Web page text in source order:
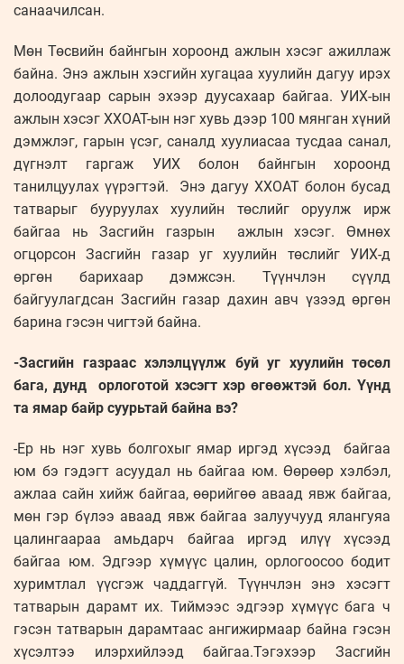
санаачилсан.
Мөн Төсвийн байнгын хороонд ажлын хэсэг ажиллаж
байна. Энэ ажлын хэсгийн хугацаа хуулийн дагуу ирэх
долоодугаар сарын эхээр дуусахаар байгаа. УИХ-ын
ажлын хэсэг ХХОАТ-ын нэг хувь дээр 100 мянган хүний
дэмжлэг, гарын үсэг, саналд хуулиасаа тусдаа санал,
дүгнэлт гаргаж УИХ болон байнгын хороонд
танилцуулах үүрэгтэй. Энэ дагуу ХХОАТ болон бусад
татварыг бууруулах хуулийн төслийг оруулж ирж
байгаа нь Засгийн газрын ажлын хэсэг. Өмнөх
огцорсон Засгийн газар уг хуулийн төслийг УИХ-д
өргөн барихаар дэмжсэн. Түүнчлэн сүүлд
байгуулагдсан Засгийн газар дахин авч үзээд өргөн
барина гэсэн чигтэй байна.
-Засгийн газраас хэлэлцүүлж буй уг хуулийн төсөл
бага, дунд орлоготой хэсэгт хэр өгөөжтэй бол. Үүнд
та ямар байр суурьтай байна вэ?
-Ер нь нэг хувь болгохыг ямар иргэд хүсээд байгаа
юм бэ гэдэгт асуудал нь байгаа юм. Өөрөөр хэлбэл,
ажлаа сайн хийж байгаа, өөрийгөө аваад явж байгаа,
мөн гэр бүлээ аваад явж байгаа залуучууд ялангуяа
цалингаараа амьдарч байгаа иргэд илүү хүсээд
байгаа юм. Эдгээр хүмүүс цалин, орлогоосоо бодит
хуримтлал үүсгэж чаддаггүй. Түүнчлэн энэ хэсэгт
татварын дарамт их. Тиймээс эдгээр хүмүүс бага ч
гэсэн татварын дарамтаас ангижирмаар байна гэсэн
хүсэлтээ илэрхийлээд байгаа.Тэгэхээр Засгийн